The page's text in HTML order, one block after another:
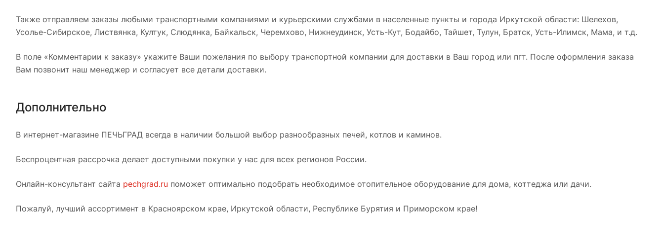
Также отправляем заказы любыми транспортными компаниями и курьерскими службами в населенные пункты и города Иркутской области: Шелехов,
Усолье-Сибирское, Листвянка, Култук, Слюдянка, Байкальск, Черемхово, Нижнеудинск, Усть-Кут, Бодайбо, Тайшет, Тулун, Братск, Усть-Илимск, Мама, и т.д.
В поле «Комментарии к заказу» укажите Ваши пожелания по выбору транспортной компании для доставки в Ваш город или пгт. После оформления заказа
Вам позвонит наш менеджер и согласует все детали доставки.
Дополнительно
В интернет-магазине ПЕЧЬГРАД всегда в наличии большой выбор разнообразных печей, котлов и каминов.
Беспроцентная рассрочка делает доступными покупки у нас для всех регионов России.
Онлайн-консультант сайта pechgrad.ru поможет оптимально подобрать необходимое отопительное оборудование для дома, коттеджа или дачи.
Пожалуй, лучший ассортимент в Красноярском крае, Иркутской области, Республике Бурятия и Приморском крае!